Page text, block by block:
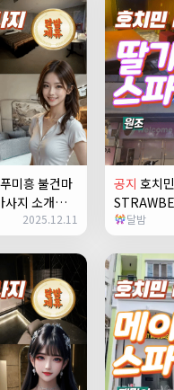
미흥 불건마
사지 소개
2025.12.11
공지 호치
달밤